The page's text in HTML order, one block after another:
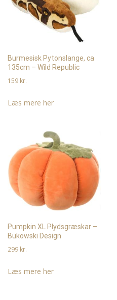
Burmesisk Pytonslange, ca
135cm – Wild Republic
159 kr.
Læs mere her
Pumpkin XL Plydsgræskar –
Bukowski Design
299 kr.
Læs mere her